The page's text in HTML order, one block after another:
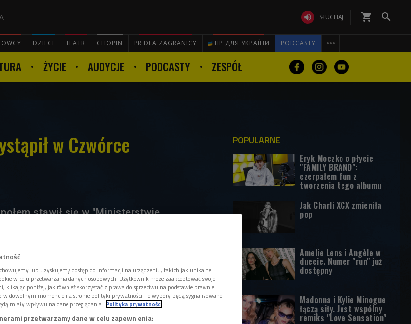
 SŁUCHAJ shopping_cart 
DZIECI TEATR CHOPIN PR DLA ZAGRANICY ПР ДЛЯ УКРАЇНИ PODCASTY 

ŻYCIE AUDYCJE PODCASTY ZESPÓŁ
w Czwórce
stawił się w "Ministerstwie
czterdziestominutowy
POPULARNE
Eryk Moczko o płycie
"FAMILY BRAND":
czerpałem fun z
tworzenia tego albumu
Jak Charli XCX zmieniła
pop
Amelie Lens i Angèle w
duecie. Numer "run" już
dostępny
Madonna i Kylie Minogue
łączą siły. Jest wspólny
remiks "Love Sensation"
lub uzyskujemy dostęp do informacji na urządzeniu, takich jak unikalne
w celu przetwarzania danych osobowych. Użytkownik może zaakceptować swoje
klikając poniżej, jak również skorzystać z prawa do sprzeciwu na podstawie prawnie
w dowolnym momencie na stronie polityki prywatności. Te wybory będą sygnalizowane
miały wpływu na dane przeglądania. Polityka prywatności
przetwarzamy dane w celu zapewnienia: